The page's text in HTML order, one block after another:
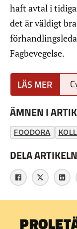
haft avtal i
det är väldigt
Fagbevegelse.
ÄMNEN I
FOODORA
DELA ARTIKELN